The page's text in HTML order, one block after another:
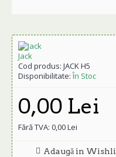
Jack
Cod produs: JACK H5
Disponibilitate:În Stoc
0,00 Lei
Fără TVA: 0,00 Lei
Adaugă in